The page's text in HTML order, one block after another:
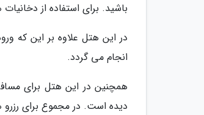
باشید. برای استفاده از
انجام می گردد.
همچنین در این هتل برای
دیده است. در مجموع برای